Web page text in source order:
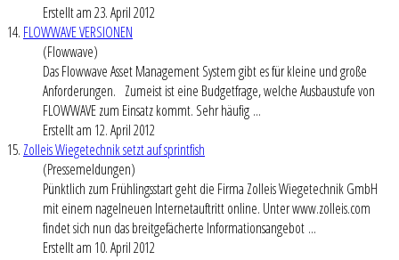
Erstellt am 23. April 2012
14. FLOWWAVE VERSIONEN
(Flowwave)
Das Flowwave Asset Management System gibt es für kleine und große
Anforderungen. Zumeist ist eine Budgetfrage, welche Ausbaustufe von
FLOWWAVE zum Einsatz kommt. Sehr häufig ...
Erstellt am 12. April 2012
15. Zolleis Wiegetechnik setzt auf sprintfish
(Pressemeldungen)
Pünktlich zum Frühlingsstart geht die Firma Zolleis Wiegetechnik GmbH
mit einem nagelneuen Internetauftritt online. Unter www.zolleis.com
findet sich nun das breitgefächerte Informationsangebot ...
Erstellt am 10. April 2012